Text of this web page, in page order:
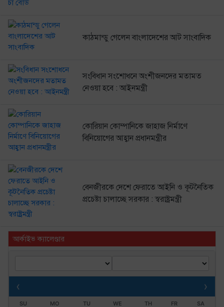
কাঠমান্ডু গেলেন বাংলাদেশের আট সাংবাদিক
সংবিধান সংশোধনে অংশীজনদের মতামত
নেওয়া হবে : আইনমন্ত্রী
কোরিয়ান কোম্পানিকে জাহাজ নির্মাণে
বিনিয়োগের আহ্বান প্রধানমন্ত্রীর
বেনজীরকে দেশে ফেরাতে আইনি ও কূটনৈতিক
প্রচেষ্টা চালাচ্ছে সরকার : স্বরাষ্ট্রমন্ত্রী
আর্কাইভ ক্যালেণ্ডার
‹ ›
SU MO TU WE TH FR SA